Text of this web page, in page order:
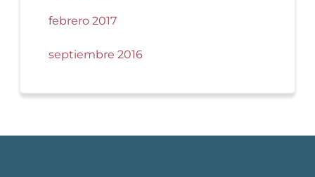
febrero 2017
septiembre 2016